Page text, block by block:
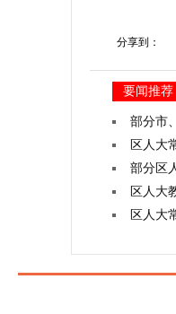
分享到：
要闻推荐
部分市
区人大
部分区
区人大
区人大